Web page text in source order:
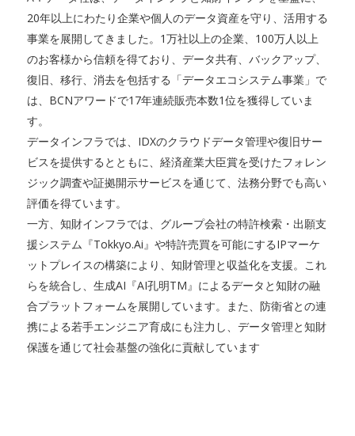
20年以上にわたり企業や個人のデータ資産を守り、活用する
事業を展開してきました。1万社以上の企業、100万人以上
のお客様から信頼を得ており、データ共有、バックアップ、
復旧、移行、消去を包括する「データエコシステム事業」で
は、BCNアワードで17年連続販売本数1位を獲得していま
す。
データインフラでは、IDXのクラウドデータ管理や復旧サー
ビスを提供するとともに、経済産業大臣賞を受けたフォレン
ジック調査や証拠開示サービスを通じて、法務分野でも高い
評価を得ています。
一方、知財インフラでは、グループ会社の特許検索・出願支
援システム『Tokkyo.Ai』や特許売買を可能にするIPマーケ
ットプレイスの構築により、知財管理と収益化を支援。これ
らを統合し、生成AI『AI孔明TM』によるデータと知財の融
合プラットフォームを展開しています。また、防衛省との連
携による若手エンジニア育成にも注力し、データ管理と知財
保護を通じて社会基盤の強化に貢献しています